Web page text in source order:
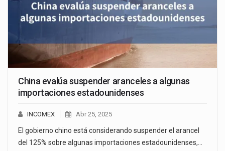
China evalúa suspender aranceles a algunas
importaciones estadounidenses
INCOMEX Abr 25, 2025
El gobierno chino está considerando suspender el arancel
del 125% sobre algunas importaciones estadounidenses,…